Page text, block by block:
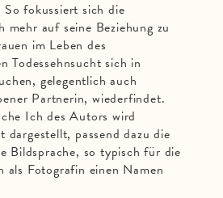
So fokussiert sich die
mehr auf seine Beziehung zu
im Leben des
Todessehnsucht sich in
gelegentlich auch
Partnerin, wiederfindet.
Ich des Autors wird
dargestellt, passend dazu die
Bildsprache, so typisch für die
als Fotografin einen Namen